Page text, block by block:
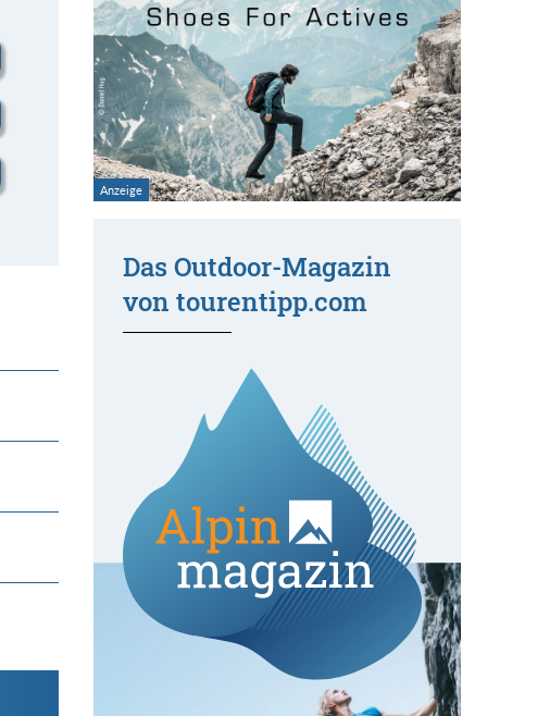
Das Outdoor-Magazin
von tourentipp.com